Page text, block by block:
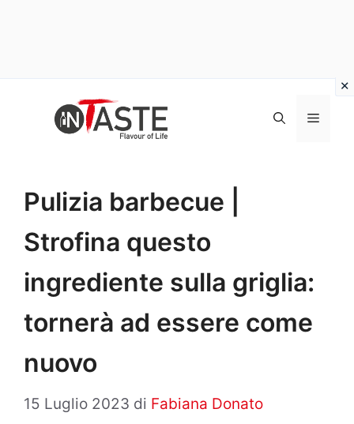
Menu
Pulizia barbecue |
Strofina questo
ingrediente sulla griglia:
tornerà ad essere come
nuovo
15 Luglio 2023 di Fabiana Donato